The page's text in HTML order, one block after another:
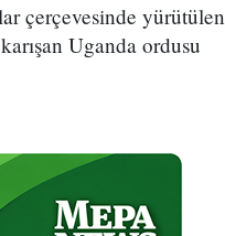
çerçevesinde yürütülen
Uganda ordusu